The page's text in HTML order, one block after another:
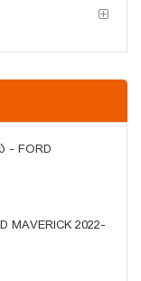
- FORD
MAVERICK 2022-